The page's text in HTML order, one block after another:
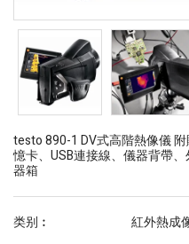
testo 890-1 DV式高階熱像儀
憶卡、USB連接線、儀器背帶
器箱
类别︰ 紅外熱成